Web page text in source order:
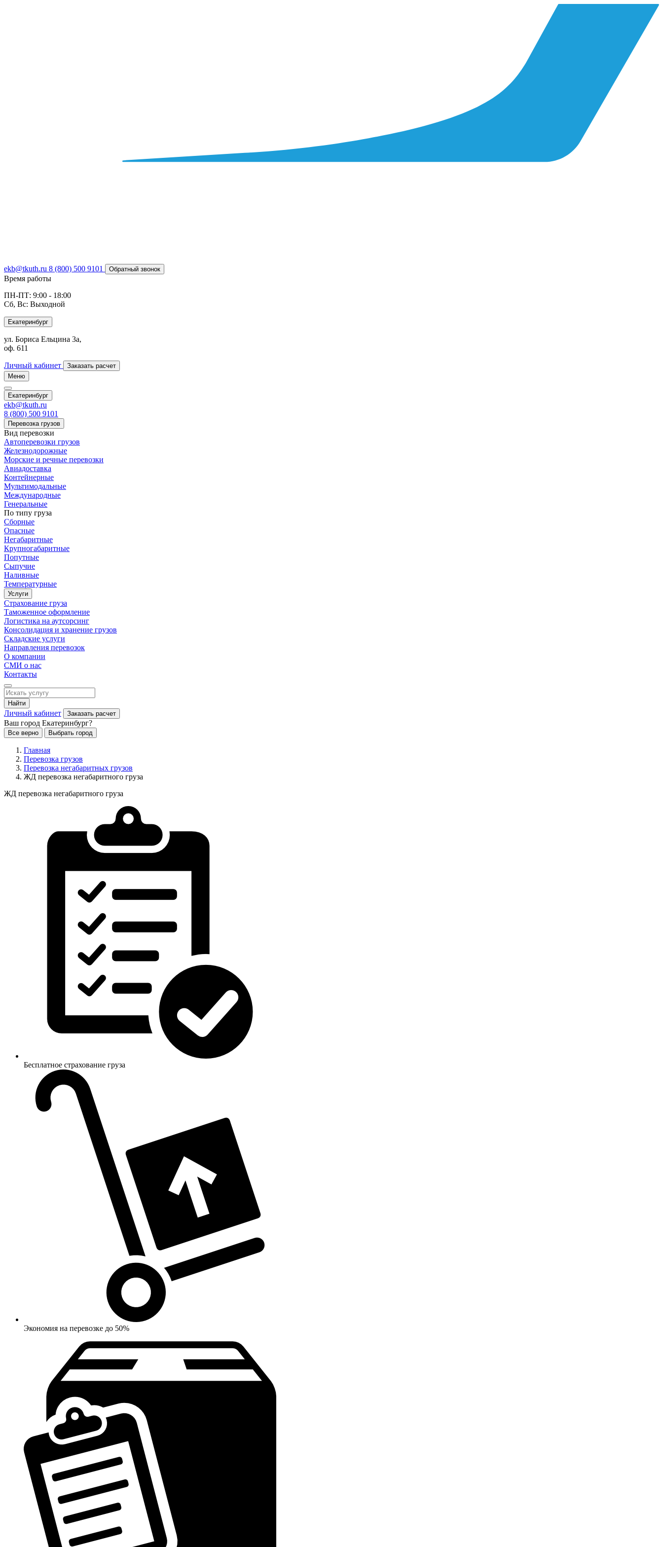
ekb@tkuth.ru 8 (800) 500 9101 Обратный звонок
Время работы
ПН-ПТ: 9:00 - 18:00
Сб, Вс: Выходной
Екатеринбург
ул. Бориса Ельцина 3а,
оф. 611
Личный кабинет
Заказать расчет
Меню
Екатеринбург
ekb@tkuth.ru
8 (800) 500 9101
Перевозка грузов
Вид перевозки
Автоперевозки грузов
Железнодорожные
Морские и речные перевозки
Авиадоставка
Контейнерные
Мультимодальные
Международные
Генеральные
По типу груза
Сборные
Опасные
Негабаритные
Крупногабаритные
Попутные
Сыпучие
Наливные
Температурные
Услуги
Страхование груза
Таможенное оформление
Логистика на аутсорсинг
Консолидация и хранение грузов
Складские услуги
Направления перевозок
О компании
СМИ о нас
Контакты
Найти
Личный кабинет Заказать расчет
Ваш город Екатеринбург?
Все верно Выбрать город
Главная
Перевозка грузов
Перевозка негабаритных грузов
ЖД перевозка негабаритного груза
ЖД перевозка негабаритного груза
Бесплатное страхование груза
Экономия на перевозке до 50%